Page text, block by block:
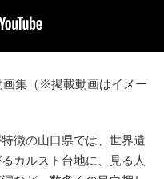
画集（※掲載動画はイメー
徴の山口県では、世界遺
カルスト台地に、見る人